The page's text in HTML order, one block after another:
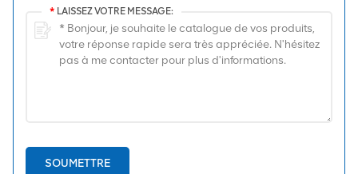
* LAISSEZ VOTRE MESSAGE:
SOUMETTRE